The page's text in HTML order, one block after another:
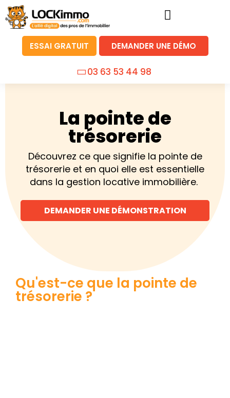
ESSAI GRATUIT DEMANDER UNE DÉMO
03 63 53 44 98
La pointe de
trésorerie
Découvrez ce que signifie la pointe de
trésorerie et en quoi elle est essentielle
dans la gestion locative immobilière.
DEMANDER UNE DÉMONSTRATION
Qu'est-ce que la pointe de
trésorerie ?